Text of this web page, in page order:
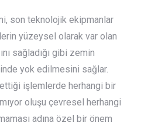
son teknolojik ekipmanlar
yüzeysel olarak var olan
sağladığı gibi zemin
yok edilmesini sağlar.
işlemlerde herhangi bir
oluşu çevresel herhangi
adına özel bir önem